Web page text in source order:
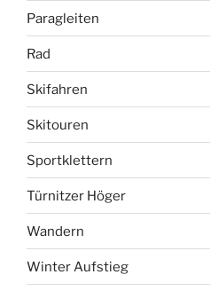
Paragleiten
Rad
Skifahren
Skitouren
Sportklettern
Türnitzer Höger
Wandern
Winter Aufstieg